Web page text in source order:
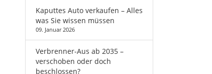
Kaputtes Auto verkaufen – Alles
was Sie wissen müssen
09. Januar 2026
Verbrenner-Aus ab 2035 –
verschoben oder doch
beschlossen?